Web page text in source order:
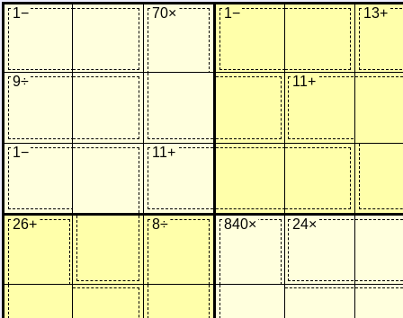
1− 70× 1− 13+
9÷ 11+
1− 11+
26+ 8÷ 840× 24×